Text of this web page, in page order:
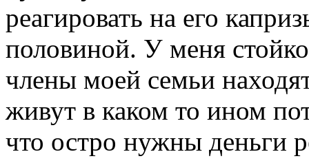
реагировать на его
половиной. У меня
члены моей семьи
живут в каком то ином
что остро нужны деньги